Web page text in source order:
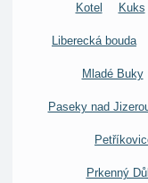
Kotel Kuks
Liberecká bouda
Mladé Buky
Paseky nad
Prkenný